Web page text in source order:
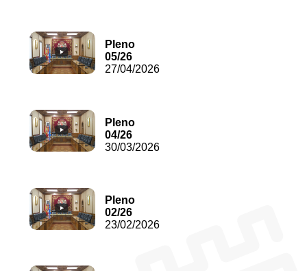
Pleno
05/26
27/04/2026
Pleno
04/26
30/03/2026
Pleno
02/26
23/02/2026